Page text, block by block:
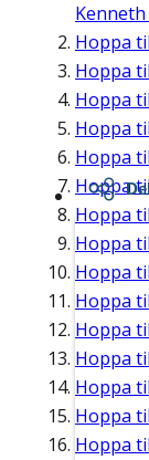
Hoppa
Hoppa
Hoppa
Hoppa
Hoppa
Hoppa
Hoppa
Hoppa
Hoppa
Hoppa
Hoppa
Hoppa
Hoppa
Hoppa
Hoppa